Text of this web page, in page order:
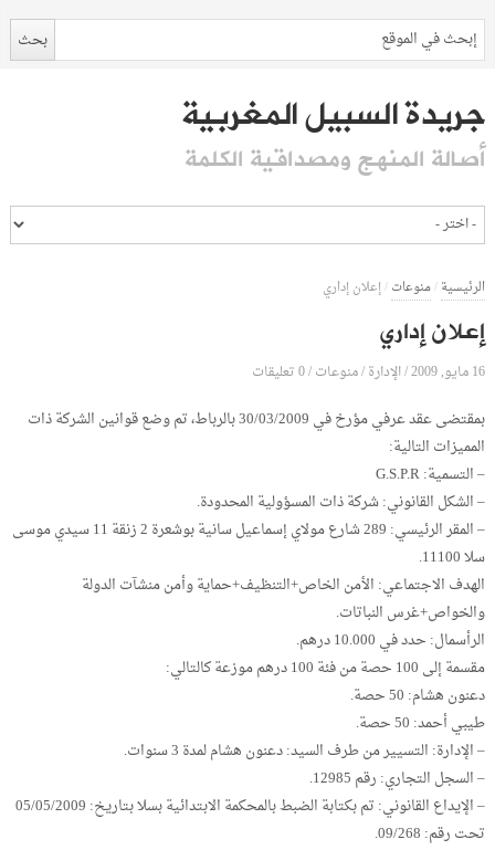
جريدة السبيل المغربية
أصالة المنهج ومصداقية الكلمة
الرئيسية/منوعات/إعلان إداري
إعلان إداري
16 مايو, 2009 /الإدارة/منوعات/0 تعليقات
بمقتضى عقد عرفي مؤرخ في 30/03/2009 بالرباط، تم وضع قوانين الشركة ذات
المميزات التالية:
– التسمية: G.S.P.R
– الشكل القانوني: شركة ذات المسؤولية المحدودة.
– المقر الرئيسي: 289 شارع مولاي إسماعيل سانية بوشعرة 2 زنقة 11 سيدي موسى
سلا 11100.
الهدف الاجتماعي: الأمن الخاص+التنظيف+حماية وأمن منشآت الدولة
والخواص+غرس النباتات.
الرأسمال: حدد في 10.000 درهم.
مقسمة إلى 100 حصة من فئة 100 درهم موزعة كالتالي:
دعنون هشام: 50 حصة.
طيبي أحمد: 50 حصة.
– الإدارة: التسيير من طرف السيد: دعنون هشام لمدة 3 سنوات.
– السجل التجاري: رقم 12985.
– الإيداع القانوني: تم بكتابة الضبط بالمحكمة الابتدائية بسلا بتاريخ: 05/05/2009
تحت رقم: 09/268.